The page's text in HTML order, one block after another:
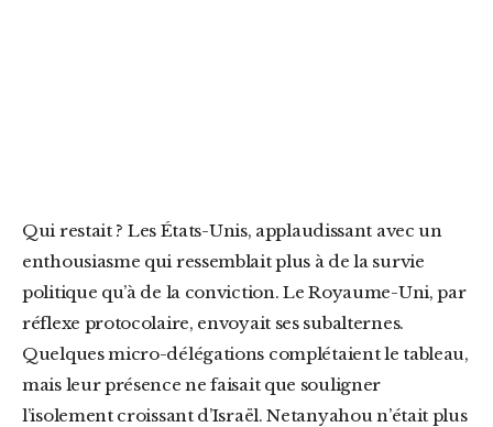
Qui restait ? Les États-Unis, applaudissant avec un
enthousiasme qui ressemblait plus à de la survie
politique qu’à de la conviction. Le Royaume-Uni, par
réflexe protocolaire, envoyait ses subalternes.
Quelques micro-délégations complétaient le tableau,
mais leur présence ne faisait que souligner
l’isolement croissant d’Israël. Netanyahou n’était plus